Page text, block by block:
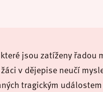
jsou zatíženy řadou
v dějepise neučí
tragickým